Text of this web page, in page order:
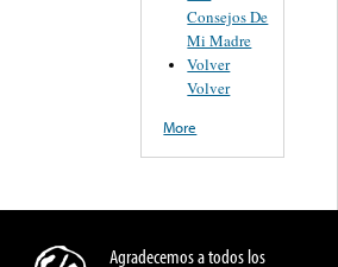
Consejos De
Mi Madre
Volver
Volver
More
Agradecemos a todos los